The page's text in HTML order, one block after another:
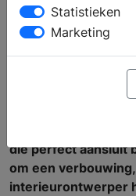
Stylisten met de discipline
Wil je je woning,
vakantiehuis,
indelen en
zorg je voor een
die perfect aansluit
om een
interieurontwerper
Statistieken
Marketing